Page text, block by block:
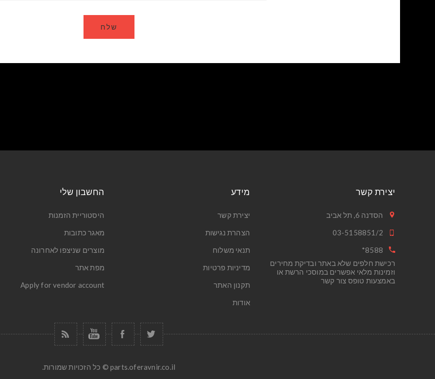
יצירת קשר
הסדנה 6, תל אביב
03-5158851/2
8588*
רכישת חלפים שלא באתר ובדיקת מחירים
וזמינות מלאי אפשרים במוסכי הרשת או
באמצעות טופס צור קשר
מידע
יצירת קשר
הצהרת נגישות
תנאי משלוח
מדיניות פרטיות
תקנון האתר
אודות
החשבון שלי
היסטוריית הזמנות
מאגר כתובות
מוצרים שניצפו לאחרונה
מפת אתר
Apply for vendor account
parts.oferavnir.co.il © כל הזכויות שמורות.